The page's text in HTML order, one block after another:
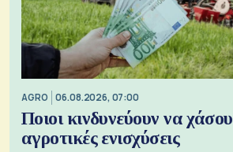
AGRO 06.08.2026, 07:00
Ποιοι κινδυνεύουν να
αγροτικές ενισχύσεις